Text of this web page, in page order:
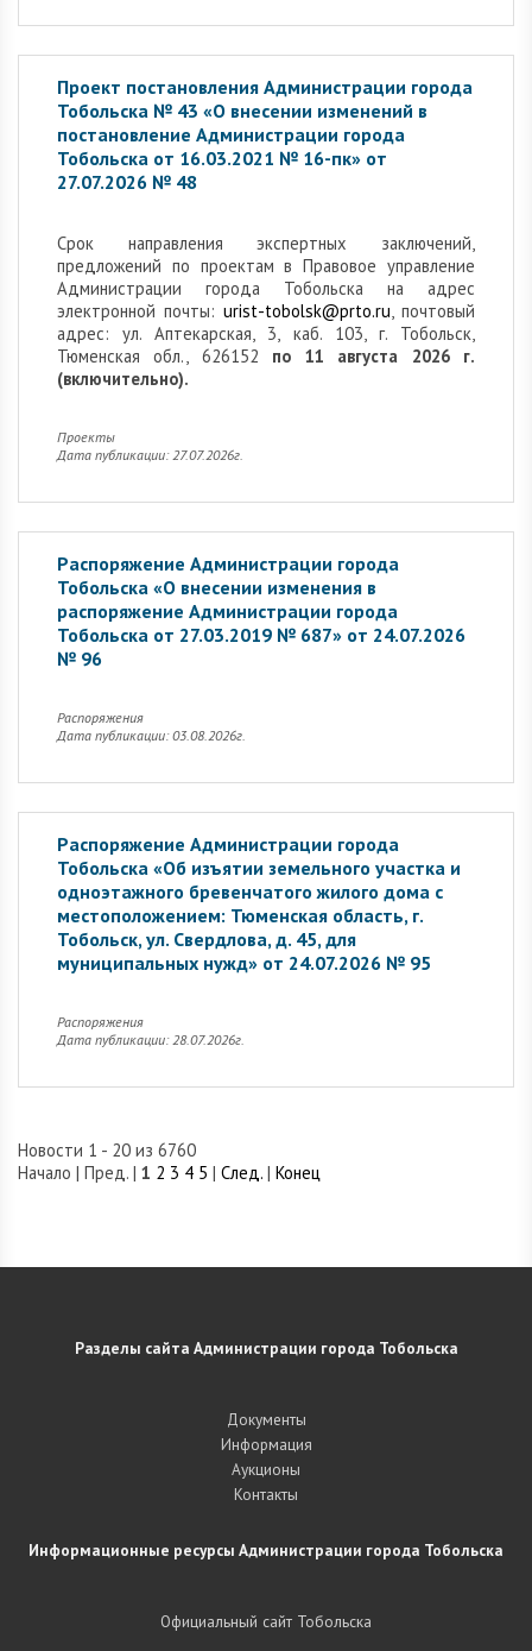
Проект постановления Администрации города
Тобольска № 43 «О внесении изменений в
постановление Администрации города
Тобольска от 16.03.2021 № 16-пк» от
27.07.2026 № 48
Cрок направления экспертных заключений,
предложений по проектам в Правовое управление
Администрации города Тобольска на адрес
электронной почты: urist-tobolsk@prto.ru, почтовый
адрес: ул. Аптекарская, 3, каб. 103, г. Тобольск,
Тюменская обл., 626152 по 11 августа 2026 г.
(включительно).
Проекты
Дата публикации: 27.07.2026г.
Распоряжение Администрации города
Тобольска «О внесении изменения в
распоряжение Администрации города
Тобольска от 27.03.2019 № 687» от 24.07.2026
№ 96
Распоряжения
Дата публикации: 03.08.2026г.
Распоряжение Администрации города
Тобольска «Об изъятии земельного участка и
одноэтажного бревенчатого жилого дома с
местоположением: Тюменская область, г.
Тобольск, ул. Свердлова, д. 45, для
муниципальных нужд» от 24.07.2026 № 95
Распоряжения
Дата публикации: 28.07.2026г.
Новости 1 - 20 из 6760
Начало | Пред. | 1 2 3 4 5 | След. | Конец
Разделы сайта Администрации города Тобольска
Документы
Информация
Аукционы
Контакты
Информационные ресурсы Администрации города Тобольска
Официальный сайт Тобольска